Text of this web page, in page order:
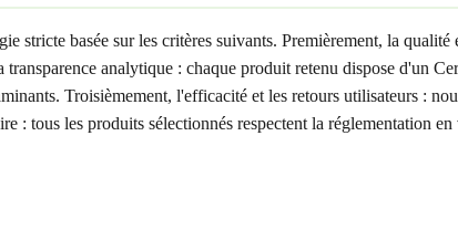
stricte basée sur les critères suivants. Premièrement, la
analytique : chaque produit retenu dispose d'un
Troisièmement, l'efficacité et les retours utilisateurs :
: tous les produits sélectionnés respectent la réglementation